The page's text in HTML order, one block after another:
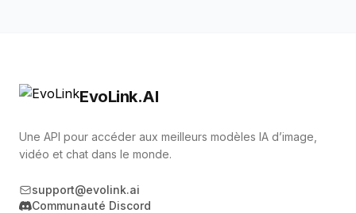
soucieuses des coûts. Mini convient aux
réponses en temps réel, au routage, à la
convient à l'ingénierie logicielle, à la revue de
développement.
EvoLink.AI
Une API pour accéder aux meilleurs modèles IA d’image,
vidéo et chat dans le monde.
support@evolink.ai
Communauté Discord